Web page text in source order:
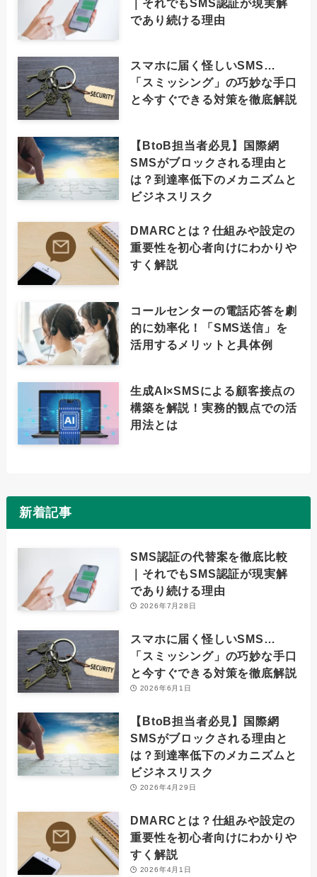
｜それでもSMS認証が現実解
であり続ける理由
スマホに届く怪しいSMS…
「スミッシング」の巧妙な手口
と今すぐできる対策を徹底解説
【BtoB担当者必見】国際網
SMSがブロックされる理由と
は？到達率低下のメカニズムと
ビジネスリスク
DMARCとは？仕組みや設定の
重要性を初心者向けにわかりや
すく解説
コールセンターの電話応答を劇
的に効率化！「SMS送信」を
活用するメリットと具体例
生成AI×SMSによる顧客接点の
構築を解説！実務的観点での活
用法とは
新着記事
SMS認証の代替案を徹底比較
｜それでもSMS認証が現実解
であり続ける理由
2026年7月28日
スマホに届く怪しいSMS…
「スミッシング」の巧妙な手口
と今すぐできる対策を徹底解説
2026年6月1日
【BtoB担当者必見】国際網
SMSがブロックされる理由と
は？到達率低下のメカニズムと
ビジネスリスク
2026年4月29日
DMARCとは？仕組みや設定の
重要性を初心者向けにわかりや
すく解説
2026年4月1日